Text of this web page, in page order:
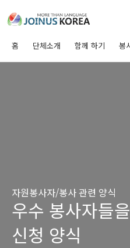
홈 단체소개 함께 하기 봉
자원봉사자/봉사 관련 양식
우수 봉사자들
신청 양식